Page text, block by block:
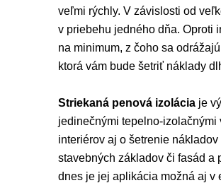
veľmi rýchly. V závislosti od
v priebehu jedného dňa. Oproti
na minimum, z čoho sa
ktorá vám bude šetriť náklady
Striekaná penová izolácia je
jedinečnými tepelno-
interiérov aj o šetrenie
stavebných základov či fasád a
dnes je jej aplikácia možná aj v